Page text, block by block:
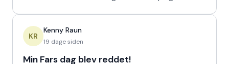
KR
Kenny Raun
19 dage siden
Min Fars dag blev reddet!